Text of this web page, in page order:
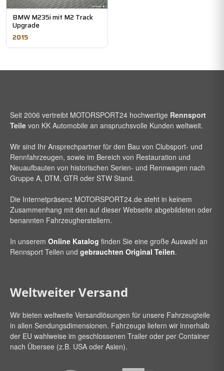
BMW M235i mit M2 Track
Upgrade
2015
Seit 2006 vertreibt MOTORSPORT24 hochwertige Rennsport
Teile von KK Automobile an anspruchsvolle Kunden weltweit.
Wir sind Ihr Ansprechpartner für den Bau von Clubsport- und
Rennfahrzeugen, sowie im Bereich von Restauration und
Neuaufbauten von historischen Serien- und Rennwagen nach
Gruppe A, DTM, GTR oder STW Stand.
Die Internetpräsenz MOTORSPORT24.de steht in keinem
Zusammenhang mit den auf dieser Webseite abgebildeten oder
benannten Fahrzeugherstellern.
In unserem Online Katalog finden Sie eine große Auswahl an
Rennsport Teilen und gebrauchten Original Teilen.
Weltweiter Versand
Wir bieten weltweite Versandlösungen für unsere Fahrzeugteile
in allen Sendungsdimensionen. Fahrzeuge liefern wir innerhalb
der EU wahlweise im geschlossenen Trailer oder per Container
nach Übersee (z.B. USA oder Asien).